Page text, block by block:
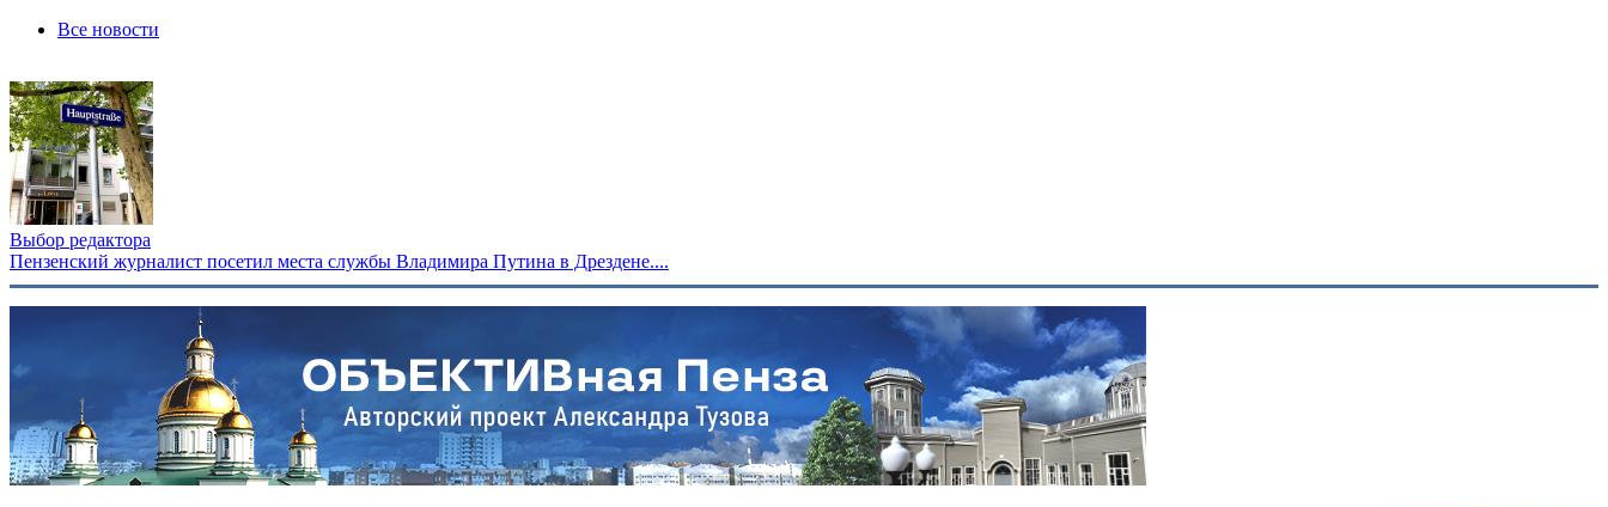
Все новости
Выбор редактора
Пензенский журналист посетил места службы Владимира Путина в Дрездене....